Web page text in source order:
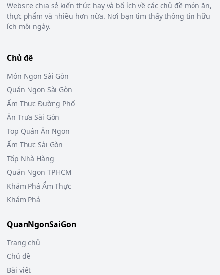
Website chia sẻ kiến thức hay và bổ ích về các chủ đề món ăn,
thực phẩm và nhiều hơn nữa. Nơi bạn tìm thấy thông tin hữu
ích mỗi ngày.
Chủ đề
Món Ngon Sài Gòn
Quán Ngon Sài Gòn
Ẩm Thực Đường Phố
Ăn Trưa Sài Gòn
Top Quán Ăn Ngon
Ẩm Thực Sài Gòn
Tốp Nhà Hàng
Quán Ngon TP.HCM
Khám Phá Ẩm Thực
Khám Phá
QuanNgonSaiGon
Trang chủ
Chủ đề
Bài viết